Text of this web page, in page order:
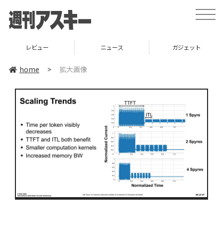
toggle
レビュー ニュース ガジェット
home > 拡大画像